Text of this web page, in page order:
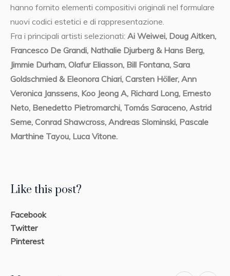
hanno fornito elementi compositivi originali nel formulare
nuovi codici estetici e di rappresentazione.
Fra i principali artisti selezionati: Ai Weiwei, Doug Aitken,
Francesco De Grandi, Nathalie Djurberg & Hans Berg,
Jimmie Durham, Olafur Eliasson, Bill Fontana, Sara
Goldschmied & Eleonora Chiari, Carsten Höller, Ann
Veronica Janssens, Koo Jeong A, Richard Long, Ernesto
Neto, Benedetto Pietromarchi, Tomás Saraceno, Astrid
Seme, Conrad Shawcross, Andreas Slominski, Pascale
Marthine Tayou, Luca Vitone.
Like this post?
Facebook
Twitter
Pinterest